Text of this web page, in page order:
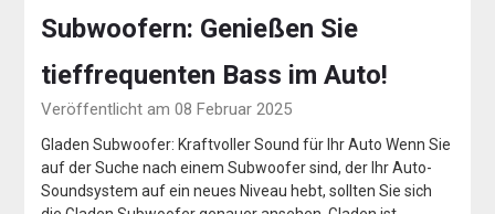
Subwoofern: Genießen Sie
tieffrequenten Bass im Auto!
Veröffentlicht am 08 Februar 2025
Gladen Subwoofer: Kraftvoller Sound für Ihr Auto Wenn Sie
auf der Suche nach einem Subwoofer sind, der Ihr Auto-
Soundsystem auf ein neues Niveau hebt, sollten Sie sich